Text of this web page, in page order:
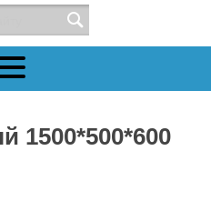
1500*500*600